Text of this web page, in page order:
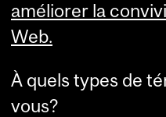
e
et
ch
er
améliorer la
Web.
À quels types de
vous?